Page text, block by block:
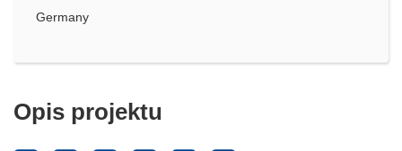
Germany
Opis projektu